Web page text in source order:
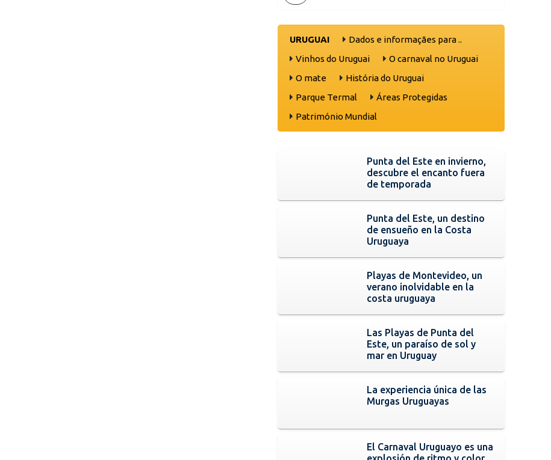
URUGUAI
Dados e informaçães para ..
Vinhos do Uruguai
O carnaval no Uruguai
O mate
História do Uruguai
Parque Termal
Áreas Protegidas
Património Mundial
Punta del Este en invierno,
descubre el encanto fuera
de temporada
Punta del Este, un destino
de ensueño en la Costa
Uruguaya
Playas de Montevideo, un
verano inolvidable en la
costa uruguaya
Las Playas de Punta del
Este, un paraíso de sol y
mar en Uruguay
La experiencia única de las
Murgas Uruguayas
El Carnaval Uruguayo es una